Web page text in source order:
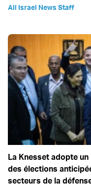
All Israel News Staff
La Knesset adopte
des élections
secteurs de la